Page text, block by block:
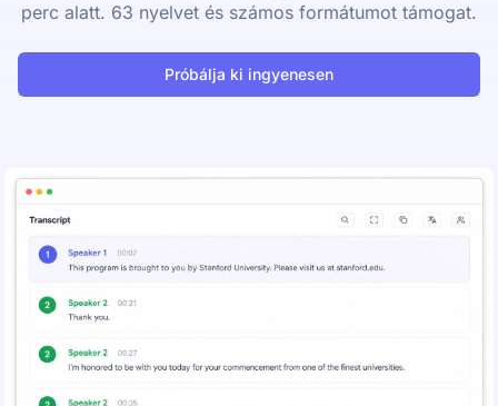
perc alatt. 63 nyelvet és számos formátumot támogat.
Próbálja ki ingyenesen